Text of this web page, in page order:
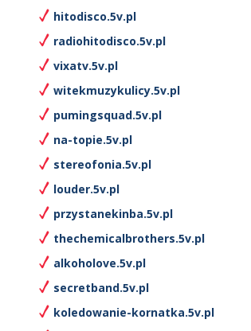
hitodisco.5v.pl
radiohitodisco.5v.pl
vixatv.5v.pl
witekmuzykulicy.5v.pl
pumingsquad.5v.pl
na-topie.5v.pl
stereofonia.5v.pl
louder.5v.pl
przystanekinba.5v.pl
thechemicalbrothers.5v.pl
alkoholove.5v.pl
secretband.5v.pl
koledowanie-kornatka.5v.pl